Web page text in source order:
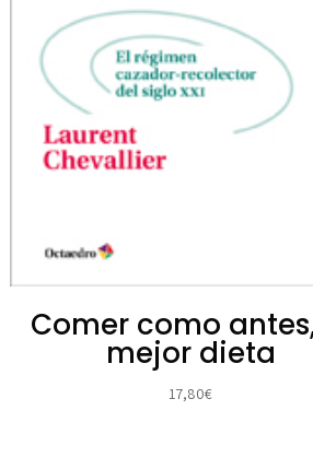
Comer como
mejor dieta
17,80€